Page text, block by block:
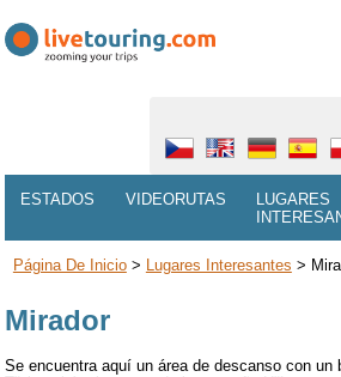
ESTADOS VIDEORUTAS
LUGARES
Página De Inicio> Lugares Interesantes >
Mirador
Se encuentra aquí un área de descanso con